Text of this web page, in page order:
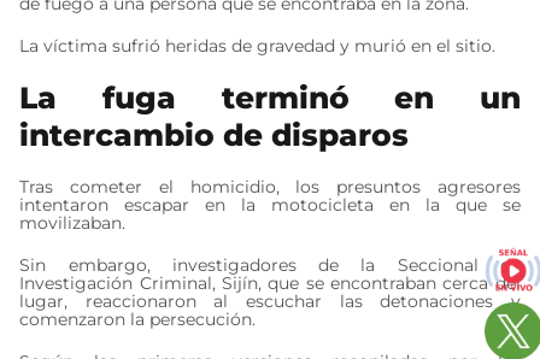
La víctima sufrió heridas de gravedad y murió en el sitio.
La fuga terminó en un
intercambio de disparos
Tras cometer el homicidio, los presuntos agresores
intentaron escapar en la motocicleta en la que se
movilizaban.
Sin embargo, investigadores de la Seccional de
Investigación Criminal, Sijín, que se encontraban cerca del
lugar, reaccionaron al escuchar las detonaciones y
comenzaron la persecución.